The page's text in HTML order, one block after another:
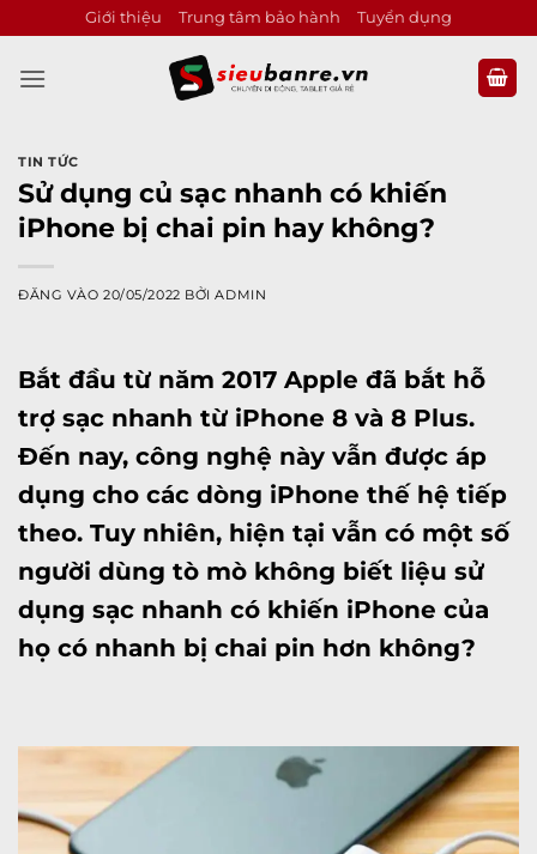
qua
nội
Giới thiệu Trung tâm bảo hành Tuyển dụng
TIN TỨC
Sử dụng củ sạc nhanh có khiến
iPhone bị chai pin hay không?
ĐĂNG VÀO20/05/2022 BỞIADMIN
Bắt đầu từ năm 2017 Apple đã bắt hỗ
trợ sạc nhanh từ iPhone 8 và 8 Plus.
Đến nay, công nghệ này vẫn được áp
dụng cho các dòng iPhone thế hệ tiếp
theo. Tuy nhiên, hiện tại vẫn có một số
người dùng tò mò không biết liệu sử
dụng sạc nhanh có khiến iPhone của
họ có nhanh bị chai pin hơn không?